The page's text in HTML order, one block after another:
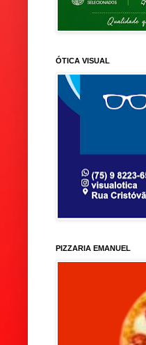
ÓTICA VISUAL
PIZZARIA EMANUEL